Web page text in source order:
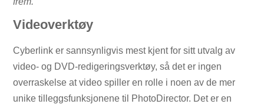
Videoverktøy
Cyberlink er sannsynligvis mest kjent for sitt utvalg av
video- og DVD-redigeringsverktøy, så det er ingen
overraskelse at video spiller en rolle i noen av de mer
unike tilleggsfunksjonene til PhotoDirector. Det er en